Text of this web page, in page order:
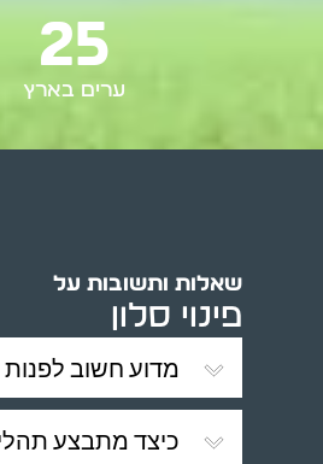
ערים בארץ
25
שאלות ותשובות על
פינוי סלון
מדוע חשוב לפנות
כיצד מתבצע